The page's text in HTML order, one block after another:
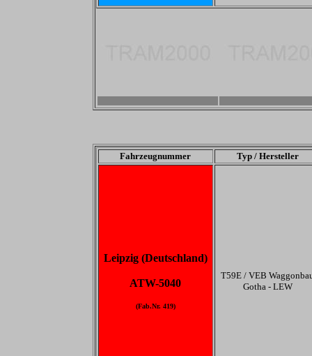
Fahrzeugnummer Typ / Hersteller
Leipzig (Deutschland)
ATW-5040
(Fab.Nr. 419)
T59E / VEB
Gotha - LEW